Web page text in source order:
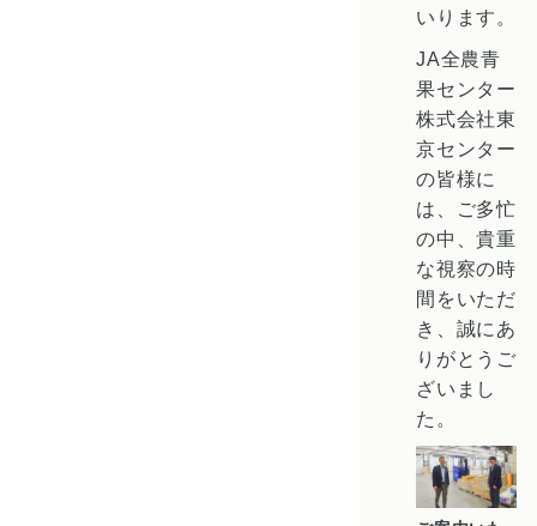
いります。
JA全農青
果センター
株式会社東
京センター
の皆様に
は、ご多忙
の中、貴重
な視察の時
間をいただ
き、誠にあ
りがとうご
ざいまし
た。